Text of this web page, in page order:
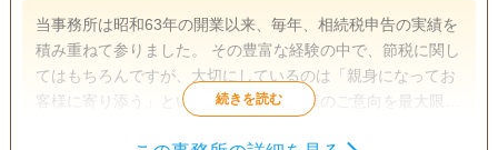
当事務所は昭和63年の開業以来、毎年、相続税申告の実績を
積み重ねて参りました。 その豊富な経験の中で、節税に関し
てはもちろんですが、大切にしているのは「親身になってお
客様に寄り添う」という事です。 お客様のご意向を最大限に